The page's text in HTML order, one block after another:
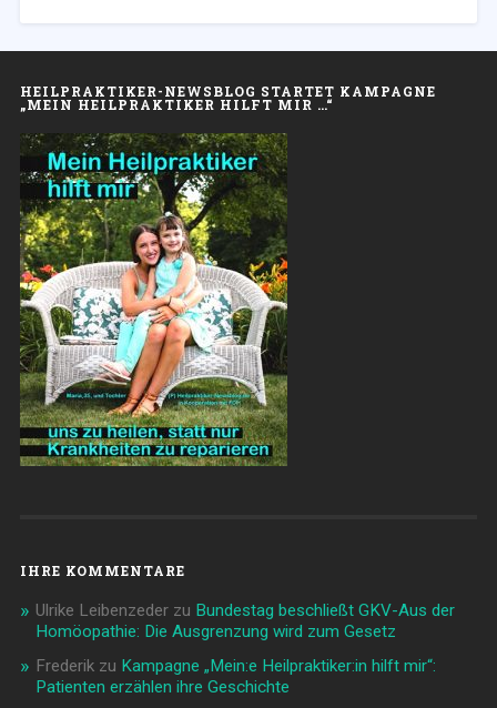
HEILPRAKTIKER-NEWSBLOG STARTET KAMPAGNE
„MEIN HEILPRAKTIKER HILFT MIR …“
IHRE KOMMENTARE
Ulrike Leibenzederzu Bundestag beschließt GKV-Aus der
Homöopathie: Die Ausgrenzung wird zum Gesetz
Frederikzu Kampagne „Mein:e Heilpraktiker:in hilft mir“:
Patienten erzählen ihre Geschichte